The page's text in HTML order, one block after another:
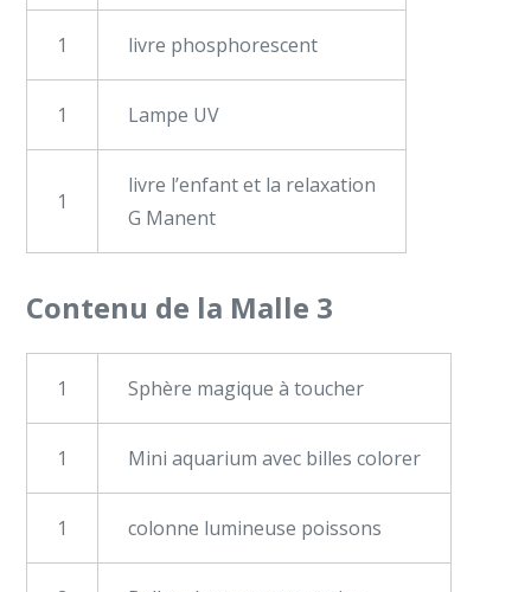
1 livre phosphorescent
1 Lampe UV
1
livre l’enfant et la relaxation
G Manent
Contenu de la Malle 3
1 Sphère magique à toucher
1 Mini aquarium avec billes colorer
1 colonne lumineuse poissons